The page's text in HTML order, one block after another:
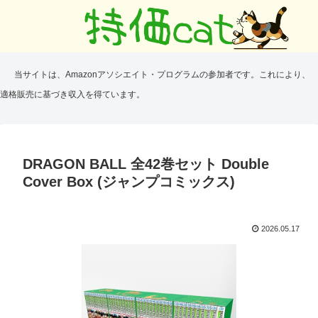
当サイトは、Amazonアソシエイト・プログラムの参加者です。これにより、
適格販売に基づき収入を得ています。
DRAGON BALL 全42巻セット Double
Cover Box (ジャンプコミックス)
2026.05.17